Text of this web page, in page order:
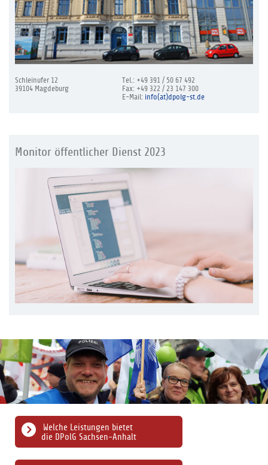
Schleinufer 12
39104 Magdeburg
Tel.: +49 391 / 50 67 492
Fax: +49 322 / 23 147 300
E-Mail: info(at)dpolg-st.de
Monitor öffentlicher Dienst 2023
Welche Leistungen bietet
die DPolG Sachsen-Anhalt